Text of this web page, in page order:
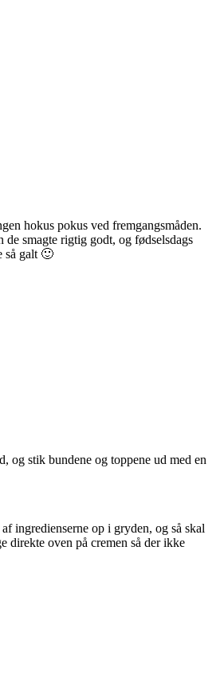
hokus pokus ved fremgangsmåden.
smagte rigtig godt, og fødselsdags
så galt 🙂
og stik bundene og toppene ud med en
ingredienserne op i gryden, og så skal
oven på cremen så der ikke